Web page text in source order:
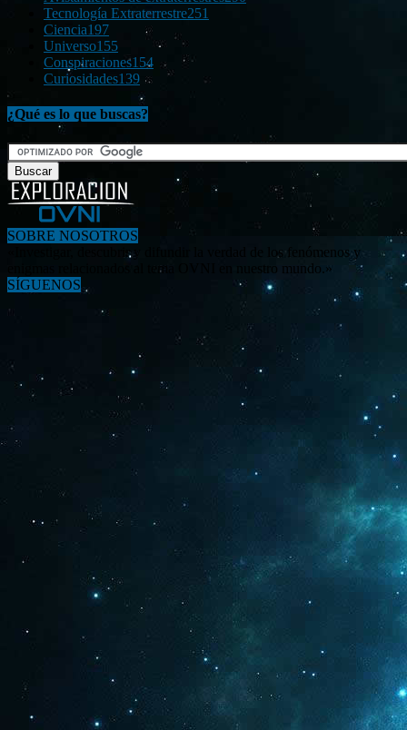
Tecnología Extraterrestre251
Ciencia197
Universo155
Conspiraciones154
Curiosidades139
¿Qué es lo que buscas?
SOBRE NOSOTROS
«Investigar, descubrir y difundir la verdad de los fenómenos y
enigmas relacionados al tema OVNI en nuestro mundo.»
SÍGUENOS